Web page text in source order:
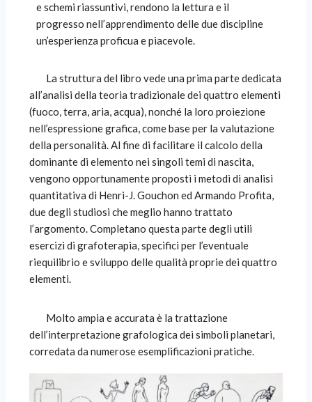
e schemi riassuntivi, rendono la lettura e il
progresso nell’apprendimento delle due discipline
un’esperienza proficua e piacevole.
La struttura del libro vede una prima parte dedicata
all’analisi della teoria tradizionale dei quattro elementi
(fuoco, terra, aria, acqua), nonché la loro proiezione
nell’espressione grafica, come base per la valutazione
della personalità. Al fine di facilitare il calcolo della
dominante di elemento nei singoli temi di nascita,
vengono opportunamente proposti i metodi di analisi
quantitativa di Henri-J. Gouchon ed Armando Profita,
due degli studiosi che meglio hanno trattato
l’argomento. Completano questa parte degli utili
esercizi di grafoterapia, specifici per l’eventuale
riequilibrio e sviluppo delle qualità proprie dei quattro
elementi.
Molto ampia e accurata è la trattazione
dell’interpretazione grafologica dei simboli planetari,
corredata da numerose esemplificazioni pratiche.